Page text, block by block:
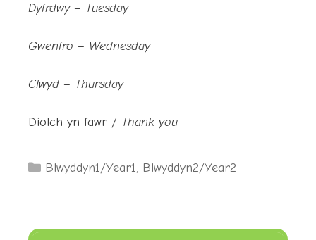
Dyfrdwy – Tuesday
Gwenfro – Wednesday
Clwyd – Thursday
Diolch yn fawr / Thank you
Categories
Blwyddyn1/Year1, Blwyddyn2/Year2